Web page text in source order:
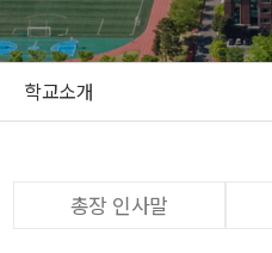
학교소개
총장 인사말